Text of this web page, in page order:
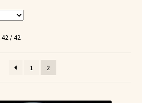
/ 42
1 2